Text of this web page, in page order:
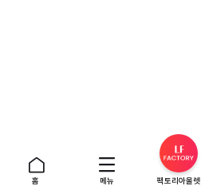
홈 메뉴 팩토리아울렛